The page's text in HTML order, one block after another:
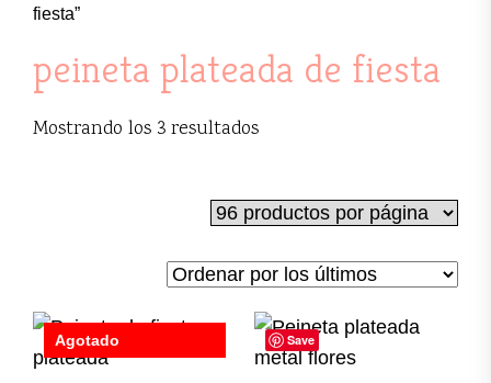
fiesta”
peineta plateada de fiesta
Mostrando los 3 resultadosOrdenado
últimos
Save
Agotado Save